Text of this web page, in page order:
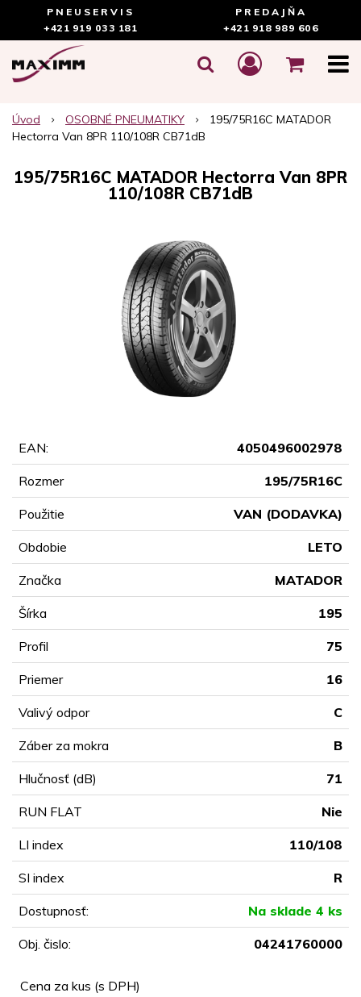
PNEUSERVIS
+421 919 033 181
PREDAJŇA
+421 918 989 606
Úvod OSOBNÉ PNEUMATIKY
195/75R16C MATADOR
Hectorra Van 8PR 110/108R CB71dB
195/75R16C MATADOR Hectorra Van 8PR
110/108R CB71dB
EAN: 4050496002978
Rozmer 195/75R16C
Použitie VAN (DODAVKA)
Obdobie LETO
Značka MATADOR
Šírka 195
Profil 75
Priemer 16
Valivý odpor C
Záber za mokra B
Hlučnosť (dB) 71
RUN FLAT Nie
LI index 110/108
SI index R
Dostupnosť: Na sklade 4 ks
Obj. čislo: 04241760000
Cena za kus (s DPH)